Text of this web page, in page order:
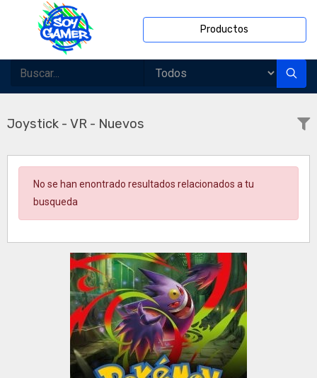
Productos
Joystick - VR - Nuevos
No se han enontrado resultados relacionados a tu
busqueda